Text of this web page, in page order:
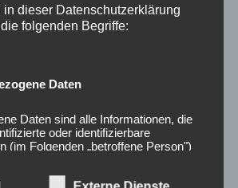
geworfener Lukas Ziegler hier sich
Gegenspieler mit Ball anlief oder wie
alle anderen kämpfenden, 90 Minuten
zu wollen, ließ eine gewisse
Sonntag startende
dieser Datenschutzerklärung
folgenden Begriffe:
Daten
Daten sind alle Informationen, die
oder identifizierbare
(im Folgenden „betroffene Person")
oder indirekt, insbesondere